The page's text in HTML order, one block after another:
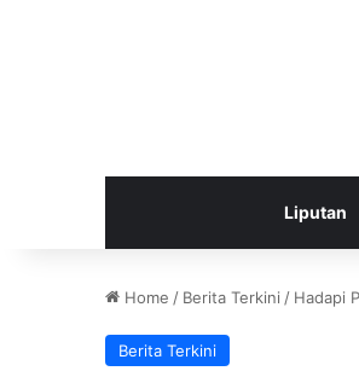
Liputan
Home / Berita Terkini / Hadapi
Berita Terkini